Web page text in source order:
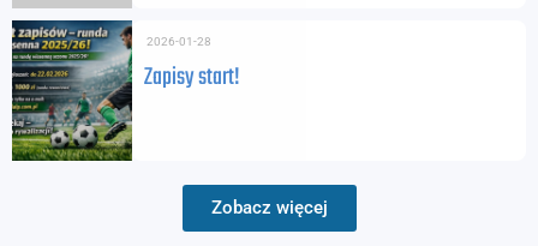
Zapisy start!
2026-01-28
Zobacz więcej